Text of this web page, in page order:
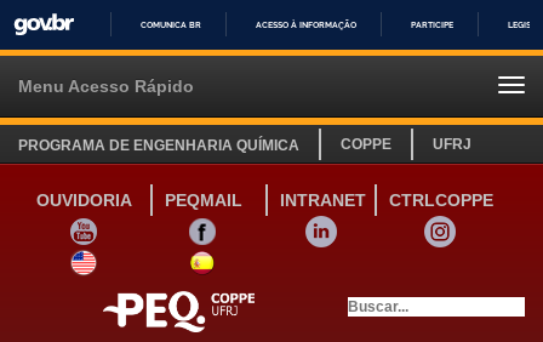
IR
COMUNICA BR ACESSO À INFORMAÇÃO PARTICIPE
Menu Acesso Rápido
PROGRAMA DE ENGENHARIA QUÍMICA COPPE UFRJ
OUVIDORIA PEQMAIL INTRANET
CTRLCOPPE
YOUTUBE
FACEBOOK LINKEDIN
INSTAGRAM
SITE INGLÊS
LINK SITE ESPANHOL